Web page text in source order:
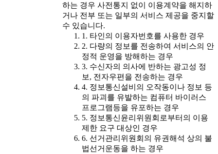
하는 경우 사전통지 없이 이용계약을 해지하
거나 전부 또는 일부의 서비스 제공을 중지할
수 있습니다.
1. 타인의 이용자번호를 사용한 경우
2. 다량의 정보를 전송하여 서비스의 안
정적 운영을 방해하는 경우
3. 수신자의 의사에 반하는 광고성 정
보, 전자우편을 전송하는 경우
4. 정보통신설비의 오작동이나 정보 등
의 파괴를 유발하는 컴퓨터 바이러스
프로그램등을 유포하는 경우
5. 정보통신윤리위원회로부터의 이용
제한 요구 대상인 경우
6. 선거관리위원회의 유권해석 상의 불
법선거운동을 하는 경우